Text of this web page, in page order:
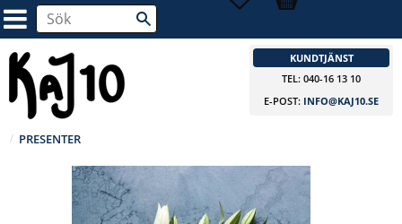
KUNDTJÄNST
TEL: 040-16 13 10
E-POST: INFO@KAJ10.SE
PRESENTER